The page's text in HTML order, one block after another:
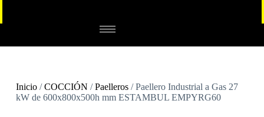
Inicio/COCCIÓN /Paelleros/ Paellero Industrial a Gas 27
kW de 600x800x500h mm ESTAMBUL EMPYRG60